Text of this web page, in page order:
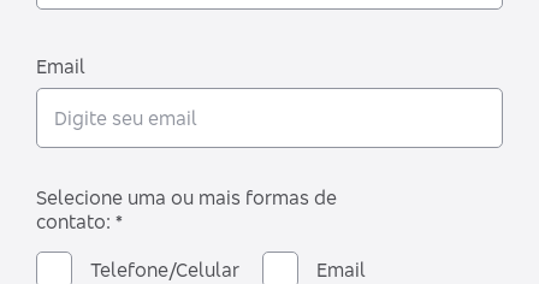
Email
Selecione uma ou mais formas de
contato: *
Telefone/Celular
Email